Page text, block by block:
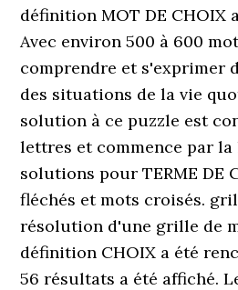
définition MOT DE CHOIX
Avec environ 500 à 600
comprendre et s'exprimer
des situations de la vie
solution à ce puzzle est
lettres et commence par la
solutions pour TERME DE
fléchés et mots croisés.
résolution d'une grille de
définition CHOIX a été
56 résultats a été affiché.